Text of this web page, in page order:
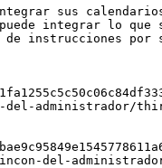
sus
integrar lo
instrucciones por
administrador/
del-